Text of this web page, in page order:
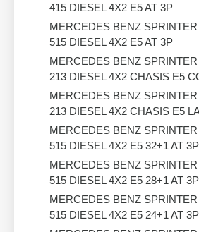
415 DIESEL 4X2 E5 AT 3P
MERCEDES BENZ SPRINTER
515 DIESEL 4X2 E5 AT 3P
MERCEDES BENZ SPRINTER
213 DIESEL 4X2 CHASIS E5
MERCEDES BENZ SPRINTER
213 DIESEL 4X2 CHASIS E5
MERCEDES BENZ SPRINTER
515 DIESEL 4X2 E5 32+1 AT 3P
MERCEDES BENZ SPRINTER
515 DIESEL 4X2 E5 28+1 AT 3P
MERCEDES BENZ SPRINTER
515 DIESEL 4X2 E5 24+1 AT 3P